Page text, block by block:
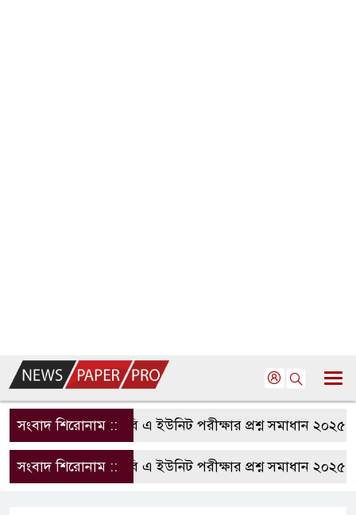
সংবাদ শিরোনাম ::রাবি এ ইউনিট পরীক্ষার প্রশ্ন সমাধান ২০২৫ |
সংবাদ শিরোনাম ::রাবি এ ইউনিট পরীক্ষার প্রশ্ন সমাধান ২০২৫ |